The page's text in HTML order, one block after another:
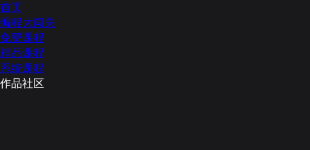
首页
编程大闯关
免费课程
精品课程
系统课程
作品社区